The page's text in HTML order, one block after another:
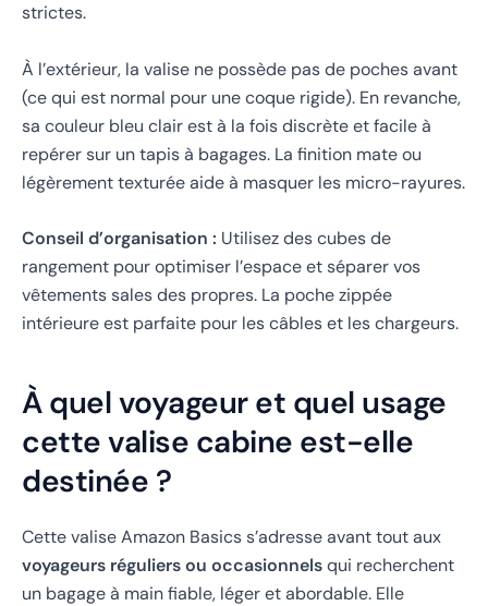
strictes.
À l’extérieur, la valise ne possède pas de poches avant
(ce qui est normal pour une coque rigide). En revanche,
sa couleur bleu clair est à la fois discrète et facile à
repérer sur un tapis à bagages. La finition mate ou
légèrement texturée aide à masquer les micro-rayures.
Conseil d’organisation : Utilisez des cubes de
rangement pour optimiser l’espace et séparer vos
vêtements sales des propres. La poche zippée
intérieure est parfaite pour les câbles et les chargeurs.
À quel voyageur et quel usage
cette valise cabine est-elle
destinée ?
Cette valise Amazon Basics s’adresse avant tout aux
voyageurs réguliers ou occasionnelsqui recherchent
un bagage à main fiable, léger et abordable. Elle